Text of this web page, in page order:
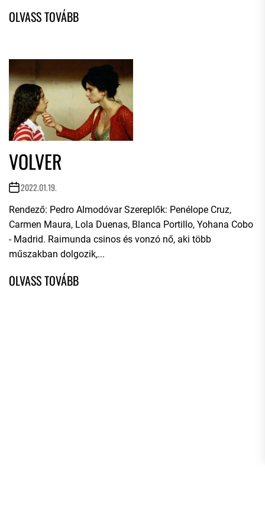
VOLVER
2022.01.19.
Rendező: Pedro Almodóvar Szereplők: Penélope Cruz,
Carmen Maura, Lola Duenas, Blanca Portillo, Yohana Cobo
- Madrid. Raimunda csinos és vonzó nő, aki több
műszakban dolgozik,...